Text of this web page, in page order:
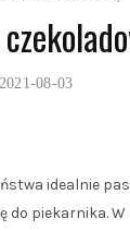
08-03
idealnie
do piekarnika.